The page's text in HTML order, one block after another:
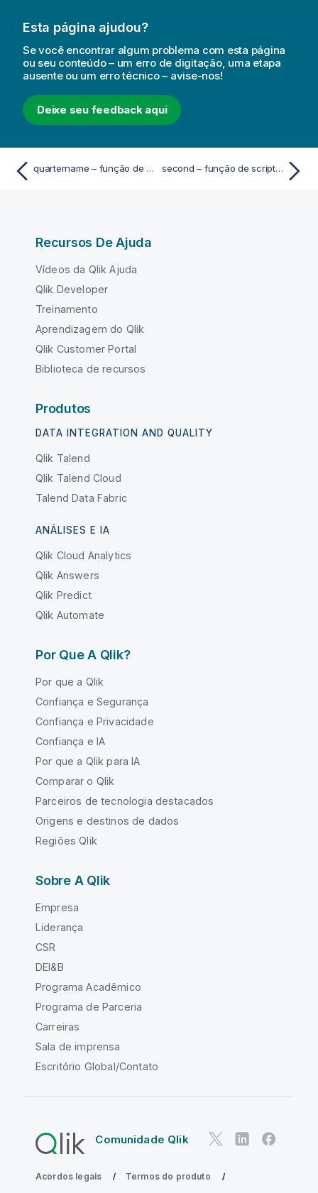
Esta página ajudou?
Se você encontrar algum problema com esta página
ou seu conteúdo – um erro de digitação, uma etapa
ausente ou um erro técnico – avise-nos!
Deixe seu feedback aqui
quartername – função de script e gráfico second – função de script e gráfico
Recursos De Ajuda
Vídeos da Qlik Ajuda
Qlik Developer
Treinamento
Aprendizagem do Qlik
Qlik Customer Portal
Biblioteca de recursos
Produtos
DATA INTEGRATION AND QUALITY
Qlik Talend
Qlik Talend Cloud
Talend Data Fabric
ANÁLISES E IA
Qlik Cloud Analytics
Qlik Answers
Qlik Predict
Qlik Automate
Por Que A Qlik?
Por que a Qlik
Confiança e Segurança
Confiança e Privacidade
Confiança e IA
Por que a Qlik para IA
Comparar o Qlik
Parceiros de tecnologia destacados
Origens e destinos de dados
Regiões Qlik
Sobre A Qlik
Empresa
Liderança
CSR
DEI&B
Programa Acadêmico
Programa de Parceria
Carreiras
Sala de imprensa
Escritório Global/Contato
Comunidade Qlik
Acordos legais
Termos do produto